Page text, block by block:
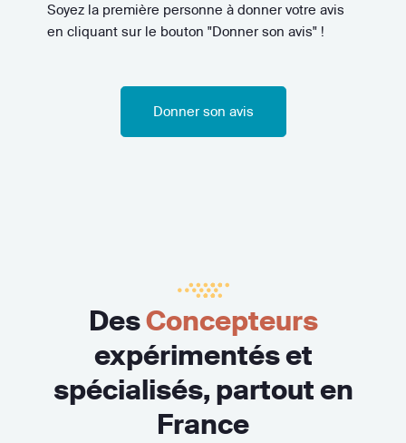
Soyez la première personne à donner votre avis
en cliquant sur le bouton "Donner son avis" !
Donner son avis
DesConcepteurs
expérimentés et
spécialisés, partout en
France